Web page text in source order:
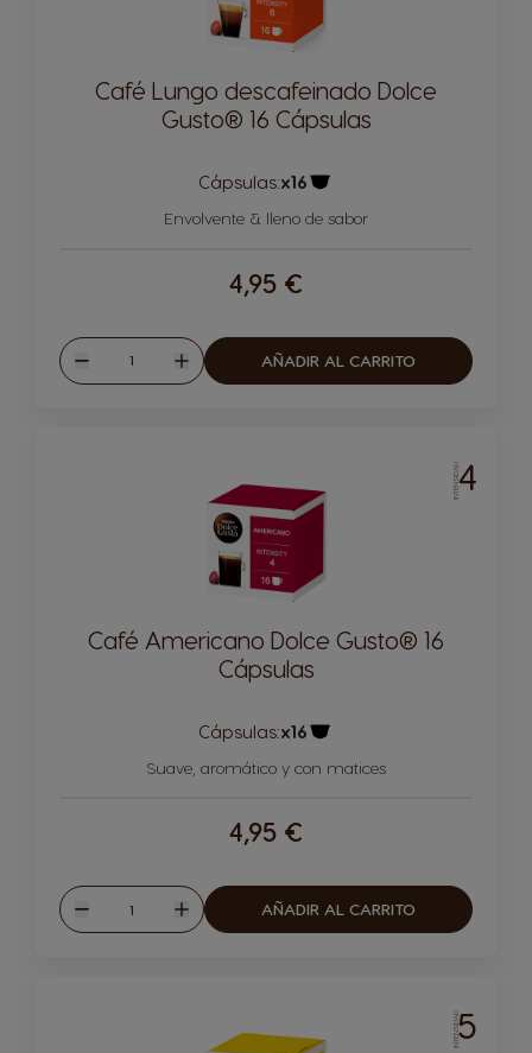
Café Lungo descafeinado Dolce
Gusto® 16 Cápsulas
Cápsulas:x16
Envolvente & lleno de sabor
4,95 €
Disminuir
Cantidad
Aumentar
AÑADIR AL CARRITO
INTENSIDAD4
Café Americano Dolce Gusto® 16
Cápsulas
Cápsulas:x16
Suave, aromático y con matices
4,95 €
Disminuir
Cantidad
Aumentar
AÑADIR AL CARRITO
INTENSIDAD5